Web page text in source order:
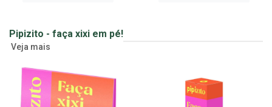
Pipizito - faça xixi em pé!
Veja mais